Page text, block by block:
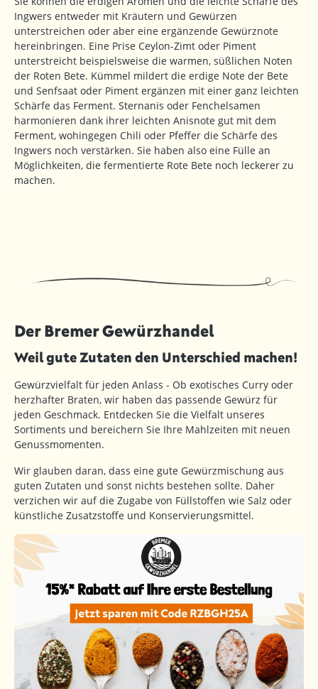
Ingwers entweder mit Kräutern und Gewürzen
unterstreichen oder aber eine ergänzende Gewürznote
hereinbringen. Eine Prise Ceylon-Zimt oder Piment
unterstreicht beispielsweise die warmen, süßlichen Noten
der Roten Bete. Kümmel mildert die erdige Note der Bete
und Senfsaat oder Piment ergänzen mit einer ganz leichten
Schärfe das Ferment. Sternanis oder Fenchelsamen
harmonieren dank ihrer leichten Anisnote gut mit dem
Ferment, wohingegen Chili oder Pfeffer die Schärfe des
Ingwers noch verstärken. Sie haben also eine Fülle an
Möglichkeiten, die fermentierte Rote Bete noch leckerer zu
machen.
Der Bremer Gewürzhandel
Weil gute Zutaten den Unterschied machen!
Gewürzvielfalt für jeden Anlass - Ob exotisches Curry oder
herzhafter Braten, wir haben das passende Gewürz für
jeden Geschmack. Entdecken Sie die Vielfalt unseres
Sortiments und bereichern Sie Ihre Mahlzeiten mit neuen
Genussmomenten.
Wir glauben daran, dass eine gute Gewürzmischung aus
guten Zutaten und sonst nichts bestehen sollte. Daher
verzichen wir auf die Zugabe von Füllstoffen wie Salz oder
künstliche Zusatzstoffe und Konservierungsmittel.